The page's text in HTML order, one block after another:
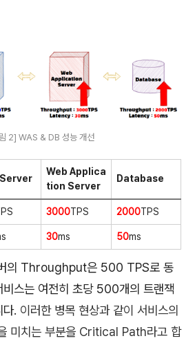
2] WAS & DB 성능 개선
Web Applica
tion Server
Database
3000TPS 2000TPS
30ms 50ms
의 Throughput은 500 TPS로 동
비스는 여전히 초당 500개의 트랜잭
다. 이러한 병목 현상과 같이 서비스의
미치는 부분을 Critical Path라고 합